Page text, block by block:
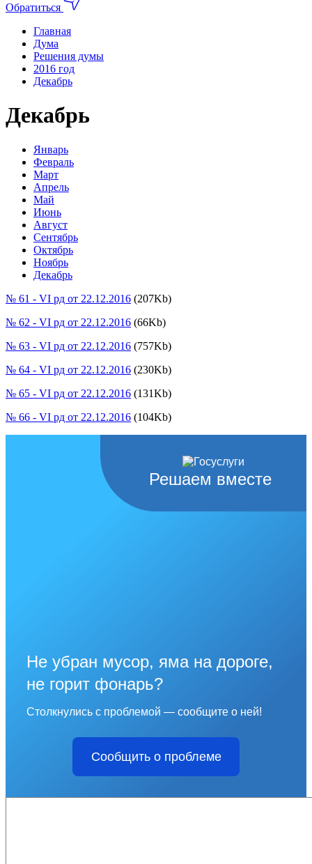
Обратиться
Главная
Дума
Решения думы
2016 год
Декабрь
Декабрь
Январь
Февраль
Март
Апрель
Май
Июнь
Август
Сентябрь
Октябрь
Ноябрь
Декабрь
№ 61 - VI рд от 22.12.2016 (207Kb)
№ 62 - VI рд от 22.12.2016 (66Kb)
№ 63 - VI рд от 22.12.2016 (757Kb)
№ 64 - VI рд от 22.12.2016 (230Kb)
№ 65 - VI рд от 22.12.2016 (131Kb)
№ 66 - VI рд от 22.12.2016 (104Kb)
Решаем вместе
Не убран мусор, яма на дороге,
не горит фонарь?
Столкнулись с проблемой — сообщите о ней!
Сообщить о проблеме